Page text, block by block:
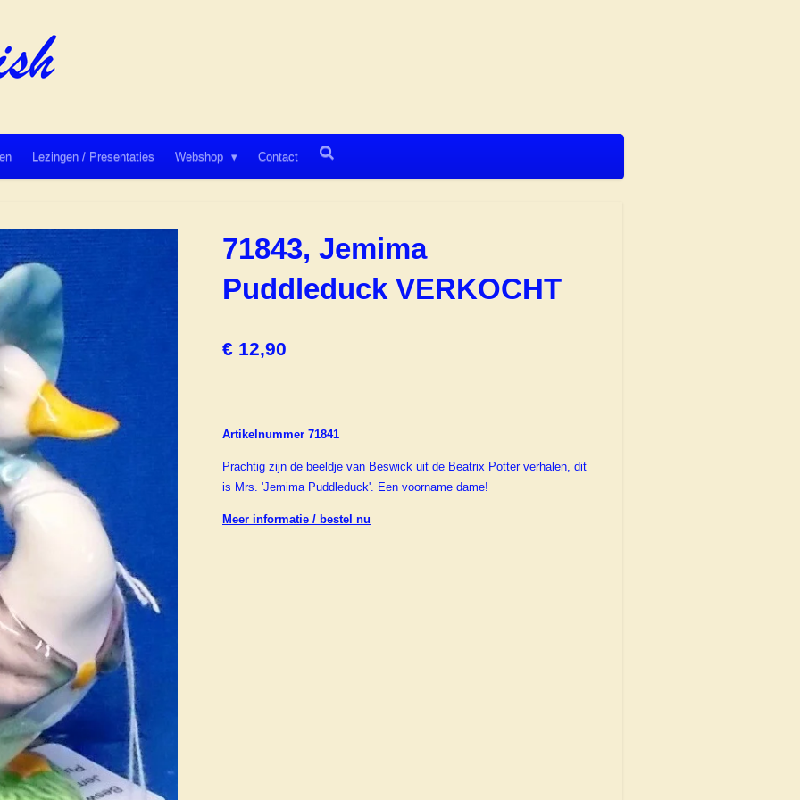
Lezingen / Presentaties Webshop Contact
71843, Jemima
Puddleduck VERKOCHT
€ 12,90
Artikelnummer 71841
Prachtig zijn de beeldje van Beswick uit de Beatrix Potter verhalen, dit
is Mrs. 'Jemima Puddleduck'. Een voorname dame!
Meer informatie / bestel nu